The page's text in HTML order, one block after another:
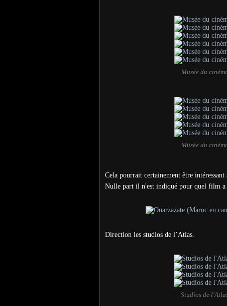
Musée du
Musée du
Cela pourrait certainement être intéressant
Nulle part il n'est indiqué pour quel film a
Direction les studios de l’Atlas.
Studios de